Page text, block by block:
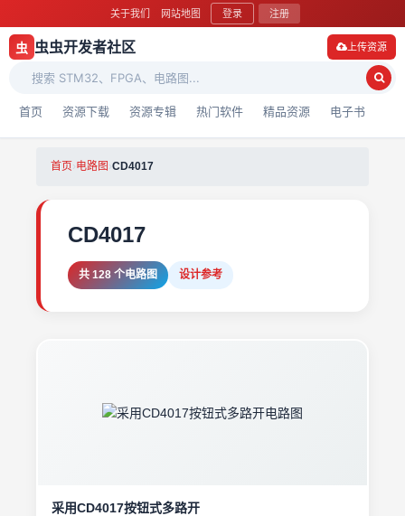
关于我们 网站地图 登录 注册
虫 虫虫开发者社区
首页 资源下载 资源专辑 热门软件 精品资源 电子书
上传资源
首页› 电路图 ›CD4017
CD4017
共 128 个电路图 设计参考
采用CD4017按钮式多路开